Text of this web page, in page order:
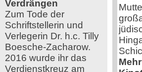
Verdrängen
Zum Tode der
Schriftstellerin und
Verlegerin Dr. h.c. Tilly
Boesche-Zacharow.
2016 wurde ihr das
Verdienstkreuz am